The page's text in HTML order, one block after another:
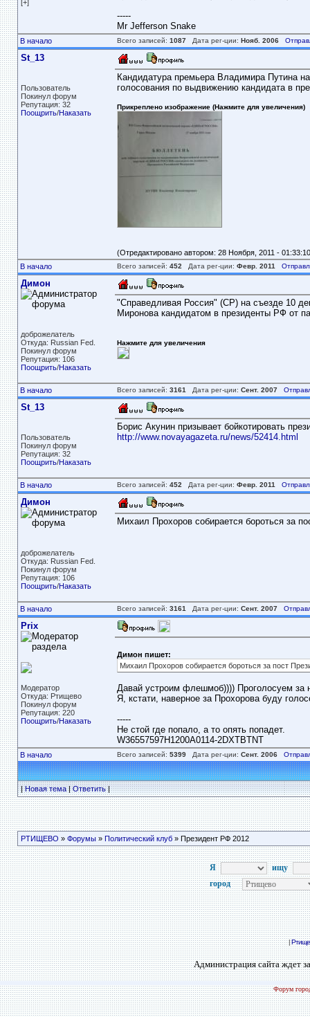
[+]
-----
Mr Jefferson Snake
В начало Всего записей: 1087Дата рег-ции: Нояб. 2006
St_13
Пользователь
Покинул форум
Репутация: 32
Поощрить/Наказать
Кандидатура премьера Владимира Путина
голосования по выдвижению кандидата в
Прикреплено изображение (Нажмите для увеличения)
(Отредактировано автором: 28 Ноября, 2011 -
В начало
Всего записей: 452 Дата рег-ции: Февр. 2011
Димон
доброжелатель
Откуда: Russian Fed.
Покинул форум
Репутация: 106
Поощрить/Наказать
"Справедливая Россия" (СР) на съезде 10
Миронова кандидатом в президенты РФ от
Нажмите для увеличения
В начало Всего записей: 3161 Дата рег-ции: Сент. 2007
St_13
Пользователь
Покинул форум
Репутация: 32
Поощрить/Наказать
Борис Акунин призывает бойкотировать
http://www.novayagazeta.ru/news/52414.html
В начало Всего записей: 452 Дата рег-ции: Февр. 2011
Димон
доброжелатель
Откуда: Russian Fed.
Покинул форум
Репутация: 106
Поощрить/Наказать
Михаил Прохоров собирается бороться за
В начало Всего записей: 3161 Дата рег-ции: Сент. 2007
Prix
Модератор
Откуда: Ртищево
Покинул форум
Репутация: 220
Поощрить/Наказать
Димон пишет:
Михаил Прохоров собирается бороться за пост
Давай устроим флешмоб)))) Проголосуем за
Я, кстати, наверное за Прохорова буду
-----
Не стой где попало, а то опять попадет.
W36557597H1200A0114-2DXTBTNT
В начало Всего записей: 5399Дата рег-ции: Сент. 2006
|Новая тема|Ответить|
РТИЩЕВО » Форумы» Политический клуб» Президент РФ 2012
Я
ищу
город
|
Администрация сайта ждет
Форум